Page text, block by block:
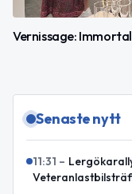
Vernissage:
Senaste nytt
11:31 –